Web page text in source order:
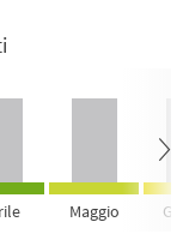
Maggio